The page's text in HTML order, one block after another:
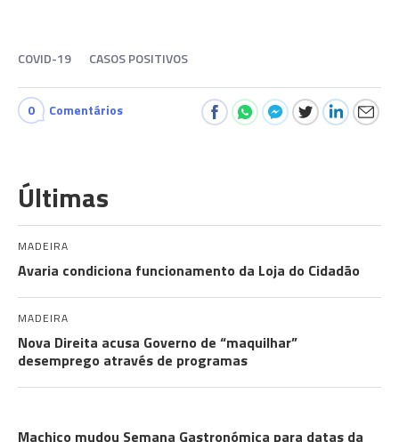
COVID-19 CASOS POSITIVOS
0 Comentários
Últimas
MADEIRA
Avaria condiciona funcionamento da Loja do Cidadão
MADEIRA
Nova Direita acusa Governo de “maquilhar”
desemprego através de programas
Machico mudou Semana Gastronómica para datas da